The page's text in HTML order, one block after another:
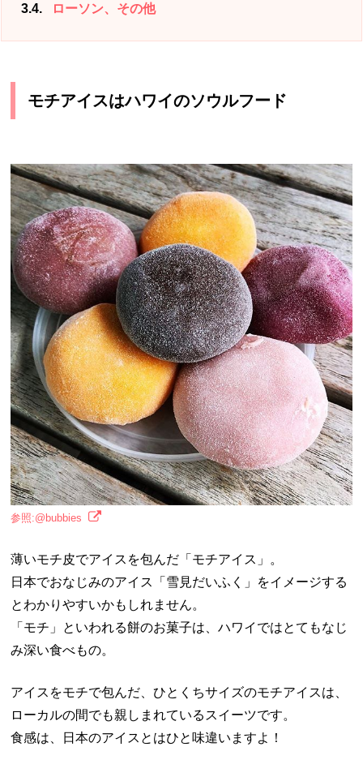
3.4 ローソン、その他
モチアイスはハワイのソウルフード
参照:@bubbies
薄いモチ皮でアイスを包んだ「モチアイス」。
日本でおなじみのアイス「雪見だいふく」をイメージする
とわかりやすいかもしれません。
「モチ」といわれる餅のお菓子は、ハワイではとてもなじ
み深い食べもの。
アイスをモチで包んだ、ひとくちサイズのモチアイスは、
ローカルの間でも親しまれているスイーツです。
食感は、日本のアイスとはひと味違いますよ！